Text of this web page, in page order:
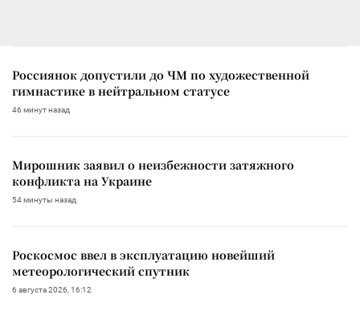
Россиянок допустили до ЧМ по художественной
гимнастике в нейтральном статусе
46 минут назад
Мирошник заявил о неизбежности затяжного
конфликта на Украине
54 минуты назад
Роскосмос ввел в эксплуатацию новейший
метеорологический спутник
6 августа 2026, 16:12